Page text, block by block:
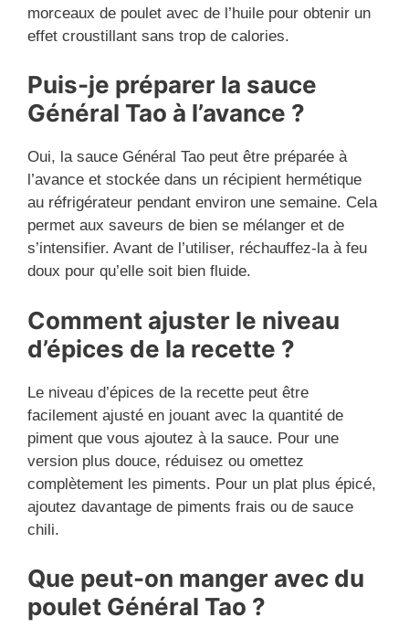
morceaux de poulet avec de l’huile pour obtenir un
effet croustillant sans trop de calories.
Puis-je préparer la sauce
Général Tao à l’avance ?
Oui, la sauce Général Tao peut être préparée à
l’avance et stockée dans un récipient hermétique
au réfrigérateur pendant environ une semaine. Cela
permet aux saveurs de bien se mélanger et de
s’intensifier. Avant de l’utiliser, réchauffez-la à feu
doux pour qu’elle soit bien fluide.
Comment ajuster le niveau
d’épices de la recette ?
Le niveau d’épices de la recette peut être
facilement ajusté en jouant avec la quantité de
piment que vous ajoutez à la sauce. Pour une
version plus douce, réduisez ou omettez
complètement les piments. Pour un plat plus épicé,
ajoutez davantage de piments frais ou de sauce
chili.
Que peut-on manger avec du
poulet Général Tao ?